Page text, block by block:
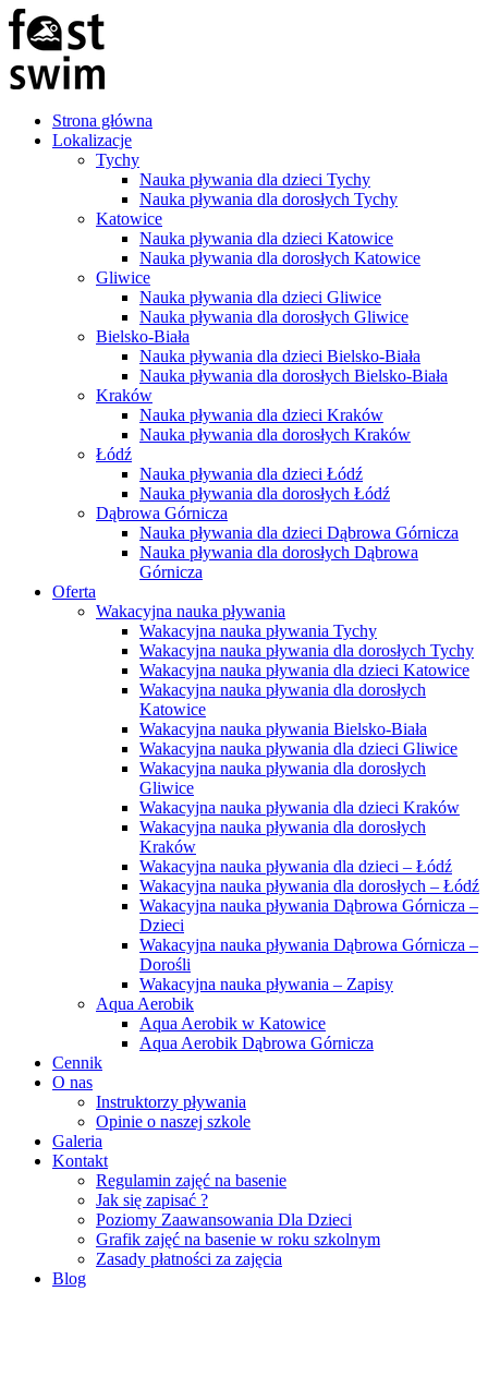
Strona główna
Lokalizacje
Tychy
Nauka pływania dla dzieci Tychy
Nauka pływania dla dorosłych Tychy
Katowice
Nauka pływania dla dzieci Katowice
Nauka pływania dla dorosłych Katowice
Gliwice
Nauka pływania dla dzieci Gliwice
Nauka pływania dla dorosłych Gliwice
Bielsko-Biała
Nauka pływania dla dzieci Bielsko-Biała
Nauka pływania dla dorosłych Bielsko-Biała
Kraków
Nauka pływania dla dzieci Kraków
Nauka pływania dla dorosłych Kraków
Łódź
Nauka pływania dla dzieci Łódź
Nauka pływania dla dorosłych Łódź
Dąbrowa Górnicza
Nauka pływania dla dzieci Dąbrowa Górnicza
Nauka pływania dla dorosłych Dąbrowa
Górnicza
Oferta
Wakacyjna nauka pływania
Wakacyjna nauka pływania Tychy
Wakacyjna nauka pływania dla dorosłych Tychy
Wakacyjna nauka pływania dla dzieci Katowice
Wakacyjna nauka pływania dla dorosłych
Katowice
Wakacyjna nauka pływania Bielsko-Biała
Wakacyjna nauka pływania dla dzieci Gliwice
Wakacyjna nauka pływania dla dorosłych
Gliwice
Wakacyjna nauka pływania dla dzieci Kraków
Wakacyjna nauka pływania dla dorosłych
Kraków
Wakacyjna nauka pływania dla dzieci – Łódź
Wakacyjna nauka pływania dla dorosłych – Łódź
Wakacyjna nauka pływania Dąbrowa Górnicza –
Dzieci
Wakacyjna nauka pływania Dąbrowa Górnicza –
Dorośli
Wakacyjna nauka pływania – Zapisy
Aqua Aerobik
Aqua Aerobik w Katowice
Aqua Aerobik Dąbrowa Górnicza
Cennik
O nas
Instruktorzy pływania
Opinie o naszej szkole
Galeria
Kontakt
Regulamin zajęć na basenie
Jak się zapisać ?
Poziomy Zaawansowania Dla Dzieci
Grafik zajęć na basenie w roku szkolnym
Zasady płatności za zajęcia
Blog